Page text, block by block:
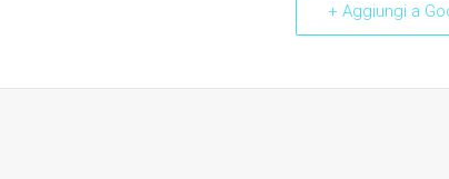
+ Aggiungi a